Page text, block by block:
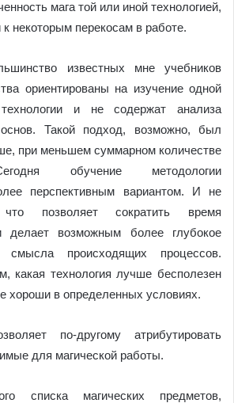
мага той или иной технологией,
некоторым перекосам в работе.
известных мне учебников
ориентированы на изучение одной
и не содержат анализа
основ. Такой подход, возможно, был
при меньшем суммарном количестве
обучение методологии
перспективным вариантом. И не
позволяет сократить время
делает возможным более глубокое
смысла происходящих процессов.
какая технология лучше бесполезен
хороши в определенных условиях.
по-другому атрибутировать
для магической работы.
списка магических предметов,